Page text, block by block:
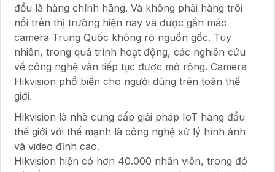
đều là hàng chính hãng. Và không phải hàng trôi
nổi trên thị trường hiện nay và được gắn mác
camera Trung Quốc không rõ nguồn gốc. Tuy
nhiên, trong quá trình hoạt động, các nghiên cứu
về công nghệ vẫn tiếp tục được mở rộng. Camera
Hikvision phổ biến cho người dùng trên toàn thế
giới.
Hikvision là nhà cung cấp giải pháp IoT hàng đầu
thế giới với thế mạnh là công nghệ xử lý hình ảnh
và video đỉnh cao.
Hikvision hiện có hơn 40.000 nhân viên, trong đó